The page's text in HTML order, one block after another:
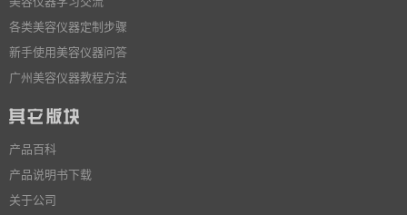
各类美容仪器定制步骤
新手使用美容仪器问答
广州美容仪器教程方法
产品百科
产品说明书下载
关于公司